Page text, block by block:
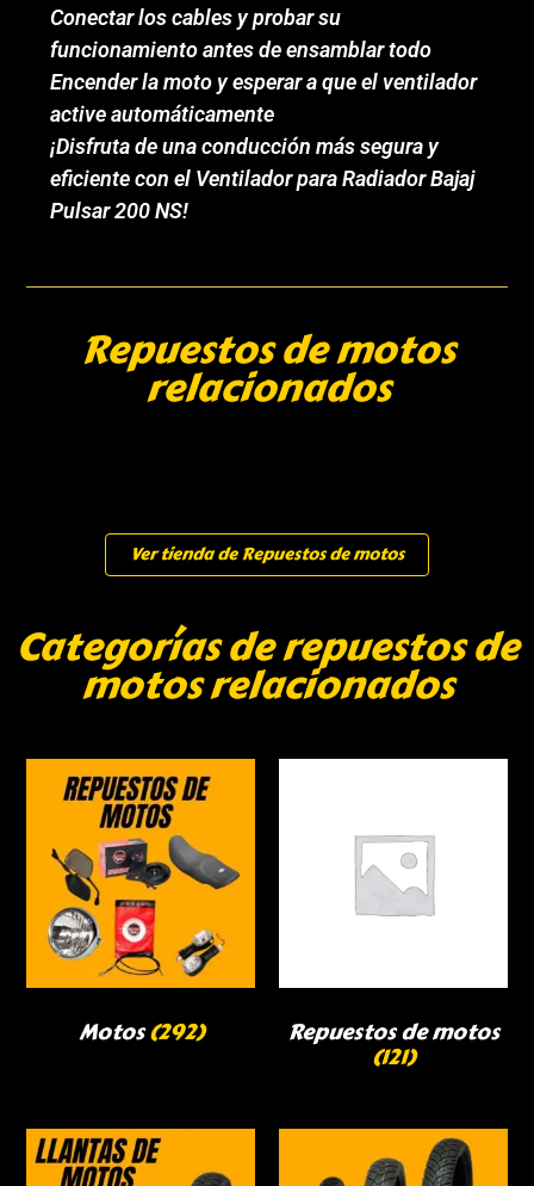
Conectar los cables y probar su
funcionamiento antes de ensamblar todo
Encender la moto y esperar a que el ventilador
active automáticamente
¡Disfruta de una conducción más segura y
eficiente con el Ventilador para Radiador Bajaj
Pulsar 200 NS!
Repuestos de motos
relacionados
Ver tienda de Repuestos de motos
Categorías de repuestos de
motos relacionados
Motos(292) Repuestos de motos
(121)